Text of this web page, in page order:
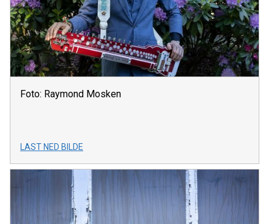
Foto: Raymond Mosken
LAST NED BILDE